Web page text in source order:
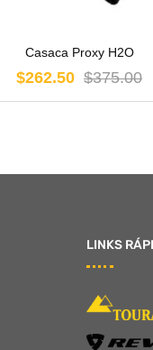
Casaca Proxy H2O
$375.00
$262.50
LINKS